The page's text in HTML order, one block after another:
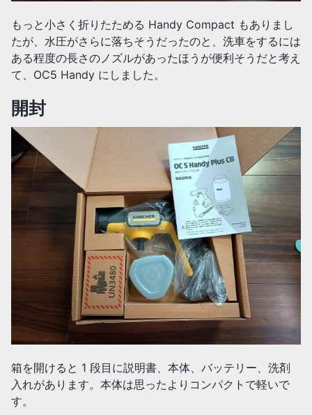
もっと小さく折りたためる Handy Compact もありまし
たが、水圧がさらに落ちそうだったのと、洗車をするには
ある程度の長さのノズルがあったほうが便利そうだと考え
て、OC5 Handy にしました。
開封
箱を開けると 1 段目に説明書、本体、バッテリー、洗剤
入れがあります。本体は思ったよりコンパクトで軽いで
す。